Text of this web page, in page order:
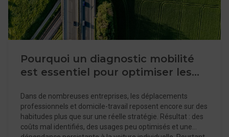
Pourquoi un diagnostic mobilité
est essentiel pour optimiser les
entreprise
Dans de nombreuses entreprises, les déplacements
professionnels et domicile-travail reposent encore sur des
habitudes plus que sur une réelle stratégie. Résultat : des
coûts mal identifiés, des usages peu optimisés et une